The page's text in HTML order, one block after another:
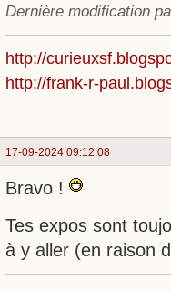
Dernière modification
http://
http://frank-r-
17-09-2024 09:12:08
Bravo !
Tes expos sont
à y aller (en raison